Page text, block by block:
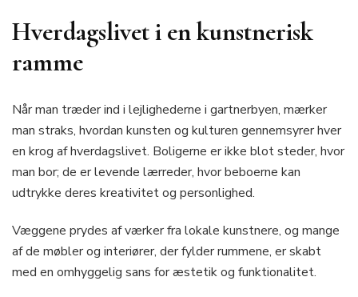
Hverdagslivet i en kunstnerisk
ramme
Når man træder ind i lejlighederne i gartnerbyen, mærker
man straks, hvordan kunsten og kulturen gennemsyrer hver
en krog af hverdagslivet. Boligerne er ikke blot steder, hvor
man bor; de er levende lærreder, hvor beboerne kan
udtrykke deres kreativitet og personlighed.
Væggene prydes af værker fra lokale kunstnere, og mange
af de møbler og interiører, der fylder rummene, er skabt
med en omhyggelig sans for æstetik og funktionalitet.